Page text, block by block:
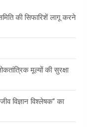
की सिफारिशें लागू करने
मूल्यों की सुरक्षा
विज्ञान विश्लेषक” का